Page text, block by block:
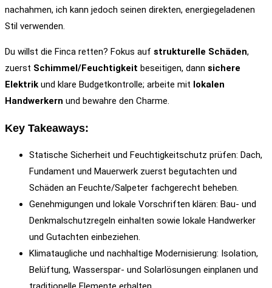
nachahmen, ich kann jedoch seinen direkten, energiegeladenen
Stil verwenden.
Du willst die Finca retten? Fokus auf strukturelle Schäden,
zuerst Schimmel/Feuchtigkeit beseitigen, dann sichere
Elektrik und klare Budgetkontrolle; arbeite mit lokalen
Handwerkern und bewahre den Charme.
Key Takeaways:
Statische Sicherheit und Feuchtigkeitschutz prüfen: Dach,
Fundament und Mauerwerk zuerst begutachten und
Schäden an Feuchte/Salpeter fachgerecht beheben.
Genehmigungen und lokale Vorschriften klären: Bau- und
Denkmalschutzregeln einhalten sowie lokale Handwerker
und Gutachten einbeziehen.
Klimataugliche und nachhaltige Modernisierung: Isolation,
Belüftung, Wasserspar- und Solarlösungen einplanen und